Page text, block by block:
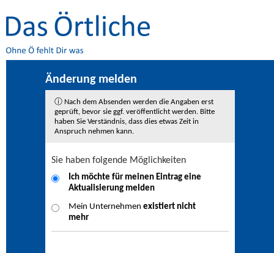
Änderung melden
ⓘ Nach dem Absenden werden die Angaben erst
geprüft, bevor sie ggf. veröffentlicht werden. Bitte
haben Sie Verständnis, dass dies etwas Zeit in
Anspruch nehmen kann.
Sie haben folgende Möglichkeiten
Ich möchte für meinen Eintrag eine
Aktualisierung melden
Mein Unternehmen existiert nicht
mehr